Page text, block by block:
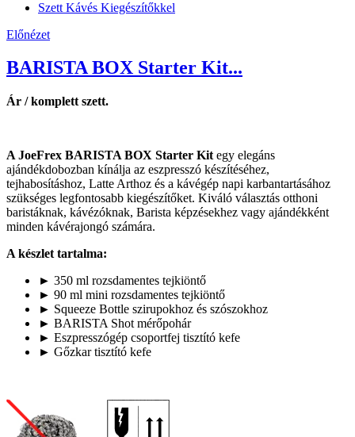
Előnézet
BARISTA BOX Starter Kit...
Ár / komplett szett.
A JoeFrex BARISTA BOX Starter Kit egy elegáns
ajándékdobozban kínálja az eszpresszó készítéséhez,
tejhabosításhoz, Latte Arthoz és a kávégép napi karbantartásához
szükséges legfontosabb kiegészítőket. Kiváló választás otthoni
baristáknak, kávézóknak, Barista képzésekhez vagy ajándékként
minden kávérajongó számára.
A készlet tartalma:
► 350 ml rozsdamentes tejkiöntő
► 90 ml mini rozsdamentes tejkiöntő
► Squeeze Bottle szirupokhoz és szószokhoz
► BARISTA Shot mérőpohár
► Eszpresszógép csoportfej tisztító kefe
► Gőzkar tisztító kefe